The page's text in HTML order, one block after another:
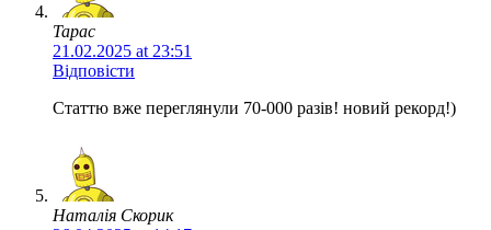
Тарас
21.02.2025 at 23:51
Відповісти
Статтю вже переглянули 70-000 разів! новий рекорд!)
Наталія Скорик